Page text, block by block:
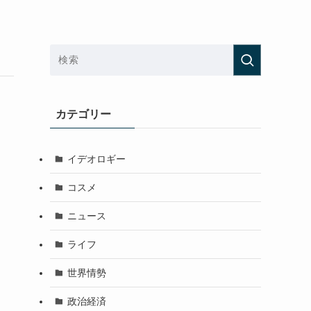
カテゴリー
イデオロギー
コスメ
ニュース
ライフ
世界情勢
政治経済